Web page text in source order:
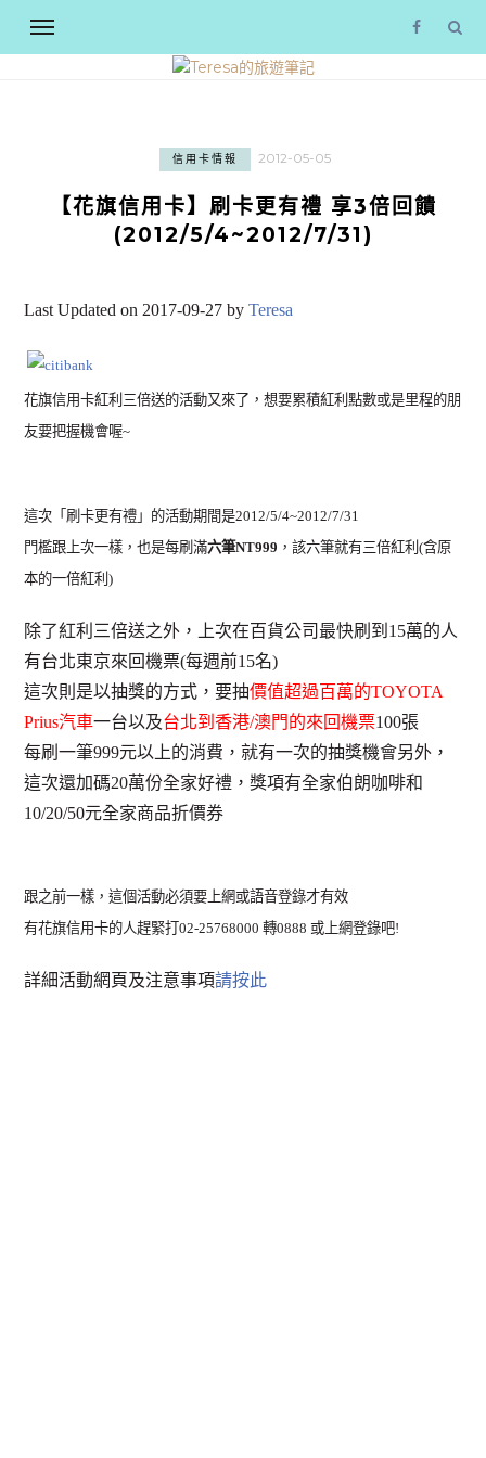
信用卡情報 2012-05-05
【花旗信用卡】刷卡更有禮 享3倍回饋
(2012/5/4~2012/7/31)
Last Updated on 2017-09-27 byTeresa
花旗信用卡紅利三倍送的活動又來了，想要累積紅利點數或是里程的朋
友要把握機會喔~
這次「刷卡更有禮」的活動期間是2012/5/4~2012/7/31
門檻跟上次一樣，也是每刷滿六筆NT999 ，該六筆就有三倍紅利(含原
本的一倍紅利)
除了紅利三倍送之外，上次在百貨公司最快刷到15萬的人
有台北東京來回機票(每週前15名)
這次則是以抽獎的方式，要抽價值超過百萬的TOYOTA
Prius汽車一台以及台北到香港/澳門的來回機票100張
每刷一筆999元以上的消費，就有一次的抽獎機會另外，
這次還加碼20萬份全家好禮，獎項有全家伯朗咖啡和
10/20/50元全家商品折價券
跟之前一樣，這個活動必須要上網或語音登錄才有效
有花旗信用卡的人趕緊打02-25768000 轉0888 或上網登錄吧!
詳細活動網頁及注意事項請按此